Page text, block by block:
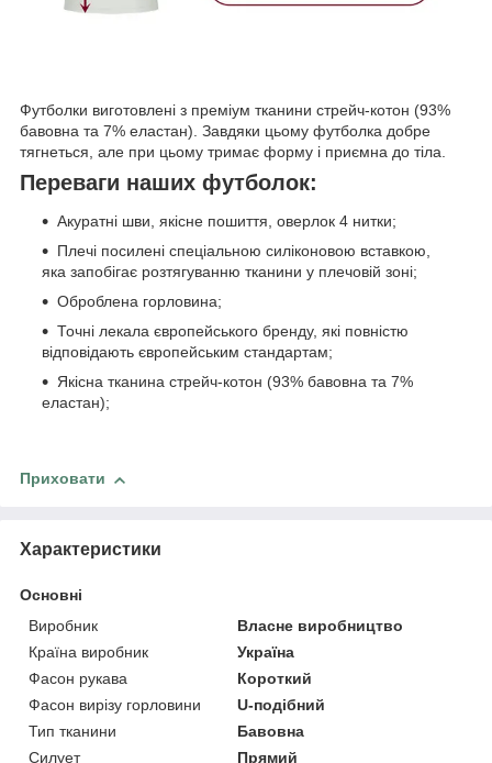
Футболки виготовлені з преміум тканини стрейч-котон (93%
бавовна та 7% еластан). Завдяки цьому футболка добре
тягнеться, але при цьому тримає форму і приємна до тіла.
Переваги наших футболок:
Акуратні шви, якісне пошиття, оверлок 4 нитки;
Плечі посилені спеціальною силіконовою вставкою,
яка запобігає розтягуванню тканини у плечовій зоні;
Оброблена горловина;
Точні лекала європейського бренду, які повністю
відповідають європейським стандартам;
Якісна тканина стрейч-котон (93% бавовна та 7%
еластан);
Приховати
Характеристики
Основні
Виробник
Власне виробництво
Країна виробник
Україна
Фасон рукава
Короткий
Фасон вирізу горловини
U-подібний
Тип тканини
Бавовна
Силует
Прямий